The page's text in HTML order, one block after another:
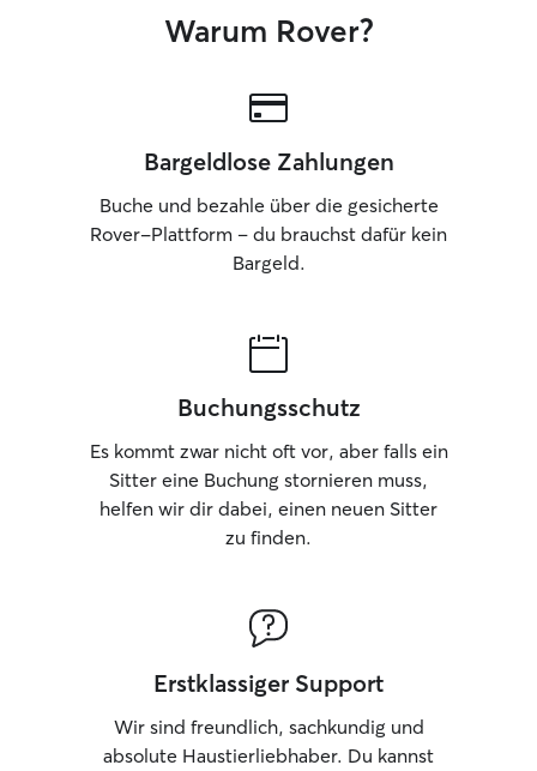
Warum Rover?
Bargeldlose Zahlungen
Buche und bezahle über die gesicherte
Rover-Plattform – du brauchst dafür kein
Bargeld.
Buchungsschutz
Es kommt zwar nicht oft vor, aber falls ein
Sitter eine Buchung stornieren muss,
helfen wir dir dabei, einen neuen Sitter
zu finden.
Erstklassiger Support
Wir sind freundlich, sachkundig und
absolute Haustierliebhaber. Du kannst